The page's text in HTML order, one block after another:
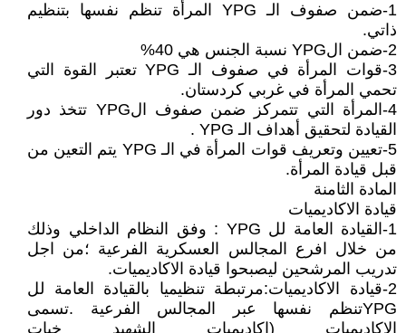
1-ضمن صفوف الـ YPG المرأة تنظم نفسها بتنظيم
ذاتي.
2-ضمن الYPG نسبة الجنس هي 40%
3-قوات المرأة في صفوف الـ YPG تعتبر القوة التي
تحمي المرأة في غربي كردستان.
4-المرأة التي تتمركز ضمن صفوف الYPG تتخذ دور
القيادة لتحقيق أهداف الـ YPG .
5-تعيين وتعريف قوات المرأة في الـ YPG يتم التعين من
قبل قيادة المرأة.
المادة الثامنة
قيادة الاكاديميات
1-القيادة العامة لل YPG : وفق النظام الداخلي وذلك
من خلال افرع المجالس العسكرية الفرعية ؛من اجل
تدريب المرشحين ليصبحوا قيادة الاكاديميات.
2-قيادة الاكاديميات:مرتبطة تنظيميا بالقيادة العامة لل
YPGتنظم نفسها عبر المجالس الفرعية .تسمى
الاكاديميات (اكاديميات الشهيد خبات